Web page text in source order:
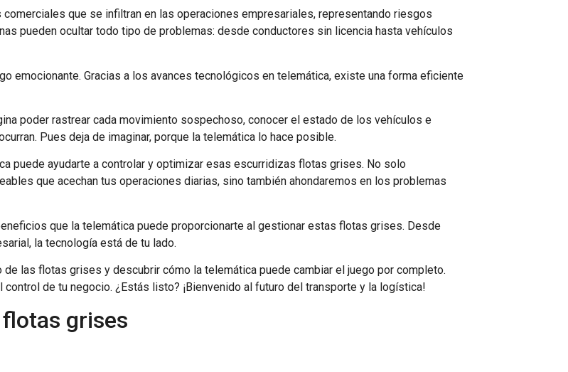
que se infiltran en las operaciones empresariales, representando riesgos
pueden ocultar todo tipo de problemas: desde conductores sin licencia hasta vehículos
emocionante. Gracias a los avances tecnológicos en telemática, existe una forma eficiente
poder rastrear cada movimiento sospechoso, conocer el estado de los vehículos e
Pues deja de imaginar, porque la telemática lo hace posible.
puede ayudarte a controlar y optimizar esas escurridizas flotas grises. No solo
que acechan tus operaciones diarias, sino también ahondaremos en los problemas
que la telemática puede proporcionarte al gestionar estas flotas grises. Desde
la tecnología está de tu lado.
las flotas grises y descubrir cómo la telemática puede cambiar el juego por completo.
de tu negocio. ¿Estás listo? ¡Bienvenido al futuro del transporte y la logística!
grises